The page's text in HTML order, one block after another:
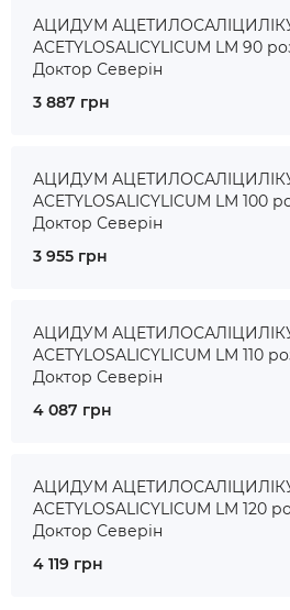
АЦИДУМ
ACETYLOSALICYLICUM LM 90
Доктор Северін
3 887 грн
АЦИДУМ
ACETYLOSALICYLICUM LM 100
Доктор Северін
3 955 грн
АЦИДУМ
ACETYLOSALICYLICUM LM 110
Доктор Северін
4 087 грн
АЦИДУМ
ACETYLOSALICYLICUM LM 120
Доктор Северін
4 119 грн